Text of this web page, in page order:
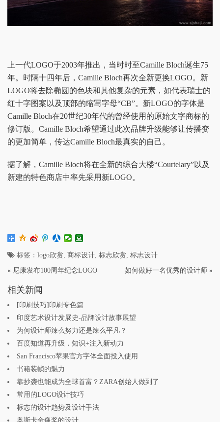
上一代LOGO于2003年推出，当时时至Camille Bloch诞生75
年。时隔十四年后，Camille Bloch再次全新更换LOGO。新
LOGO将去除椭圆的色块和其他复杂的元素，如代表瑞士的
红十字图案以及顶部的缩写字母“CB”。新LOGO的字体是
Camille Bloch在20世纪30年代的曾经使用的原始文字商标的
修订版。Camille Bloch希望通过此次品牌升级能够让传播变
的更加简单，传达Camille Bloch最真实的自己。
据了解，Camille Bloch将在全新的综合大楼“Courtelary”以及
新建的特色商店中率先采用新LOGO。
标签： logo欣赏, 商标设计, 标志欣赏, 标志设计
« 尼康发布100周年纪念LOGO 如何做好一名优秀的设计师 »
相关新闻
[印刷技巧]印刷专色篇
印度艺术设计发展史-品牌设计故事展望
为何设计师辣么努力还是辣么平凡？
百度知道再升级，知识+注入新动力
San Francisco苹果官方字体全面投入使用
书籍装帧的魅力
靠抄袭也能成为全球首富？ZARA创始人做到了
常用的LOGO设计技巧
标志的设计趋势及设计手法
奥斯卡金像奖的设计